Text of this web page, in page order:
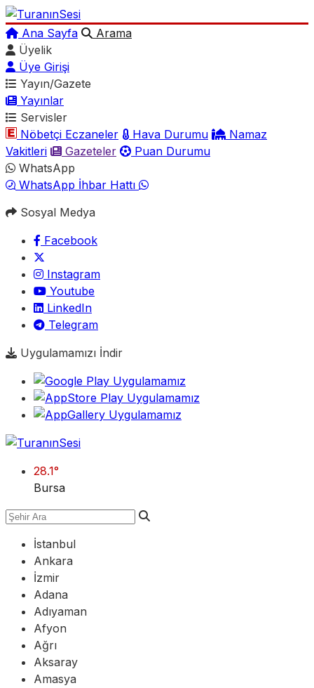
Ana Sayfa
Arama
Üyelik
Üye Girişi
Yayın/Gazete
Yayınlar
Servisler
Nöbetçi Eczaneler
Hava Durumu
Namaz
Vakitleri
Gazeteler
Puan Durumu
WhatsApp
WhatsApp İhbar Hattı
Sosyal Medya
Facebook
Instagram
Youtube
LinkedIn
Telegram
Uygulamamızı İndir
28.1°
Bursa
İstanbul
Ankara
İzmir
Adana
Adıyaman
Afyon
Ağrı
Aksaray
Amasya